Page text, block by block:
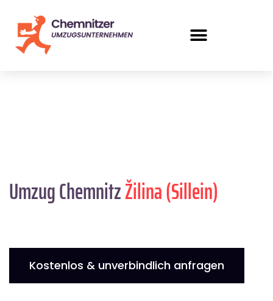
Umzug ChemnitzŽilina (Sillein)
Kostenlos & unverbindlich anfragen